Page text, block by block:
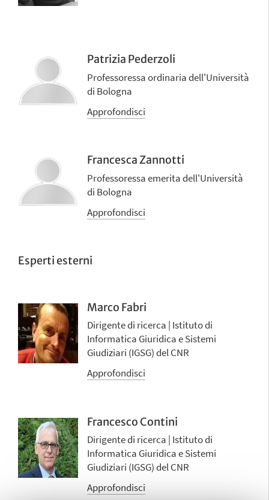
Patrizia Pederzoli
Professoressa ordinaria dell'Università
di Bologna
Approfondisci
Francesca Zannotti
Professoressa emerita dell'Università
di Bologna
Approfondisci
Esperti esterni
Marco Fabri
Dirigente di ricerca | Istituto di
Informatica Giuridica e Sistemi
Giudiziari (IGSG) del CNR
Approfondisci
Francesco Contini
Dirigente di ricerca | Istituto di
Informatica Giuridica e Sistemi
Giudiziari (IGSG) del CNR
Approfondisci